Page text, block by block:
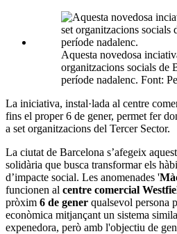
Aquesta novedosa
organitzacions socials de
període nadalenc. Font:
La iniciativa, instal·lada al centre
fins el proper 6 de gener, permet fer
a set organitzacions del Tercer Sector.
La ciutat de Barcelona s’afegeix
solidària que busca transformar els
d’impacte social. Les anomenades '
funcionen al centre comercial
pròxim 6 de gener qualsevol persona
econòmica mitjançant un sistema
expenedora, però amb l'objectiu de